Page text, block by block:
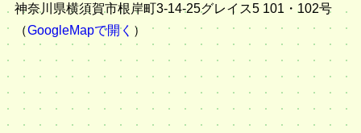
神奈川県横須賀市根岸町3-14-25グレイス5 101・102号
（GoogleMapで開く ）